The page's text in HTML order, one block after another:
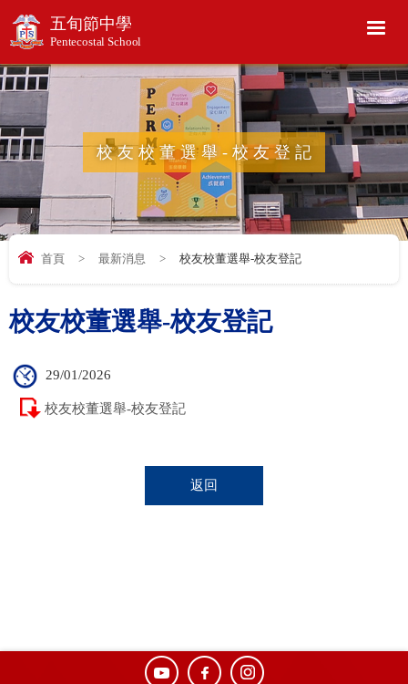
五旬節中學
Pentecostal School
校友校董選舉-校友登記
首頁 > 最新消息 > 校友校董選舉-校友登記
校友校董選舉-校友登記
29/01/2026
校友校董選舉-校友登記
返回